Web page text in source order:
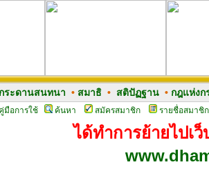
ระดานสนทนา • สมาธิ• สติปัฏฐาน• กฎแห่งก
คู่มือการใช้ ค้นหา สมัครสมาชิก รายชื่อสมาชิก
ได้ทำการย้ายไปเ